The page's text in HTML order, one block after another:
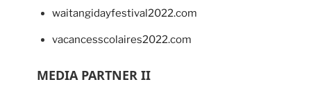
waitangidayfestival2022.com
vacancesscolaires2022.com
MEDIA PARTNER II